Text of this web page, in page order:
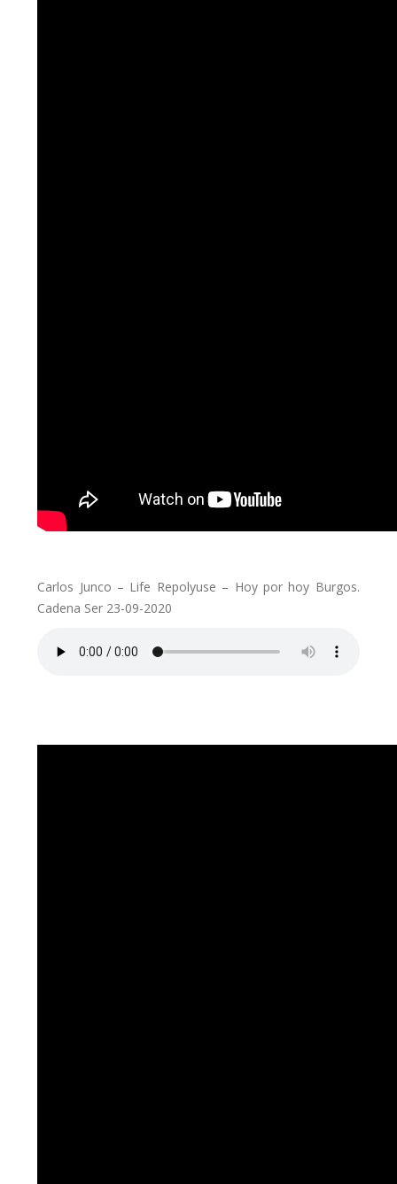
Carlos Junco – Life Repolyuse – Hoy por hoy Burgos.
Cadena Ser 23-09-2020